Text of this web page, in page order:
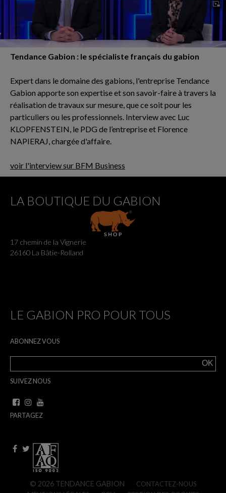
Tendance Gabion : le spécialiste français du gabion
Expert dans le domaine des gabions, l'entreprise Tendance
Gabion apporte son expertise et son savoir-faire à travers la
réalisation de travaux sur mesure, que ce soit pour les
particuliers ou les professionnels. Interview avec Luc
KLOPFENSTEIN, le PDG de l’entreprise et Florence
NAPIERAJ, chargée d'affaire.
voir l'interview sur BFM Business
LA BOUTIQUE DU GABION
17 chemin de la Vignerie
26160 La Bâtie-Rolland
LE GABION PRO POUR TOUS
ABONNEZ VOUS
SUIVEZ NOUS
PARTAGEZ
© 2026 TENDANCE GABION
CONTACTEZ-NOUS